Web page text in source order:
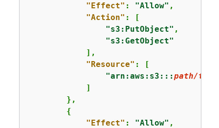
"Effect" : "Allow" ,
"Action" : [
"s3:PutObject" ,
"s3:GetObject"
            ],
"Resource" : [
"arn:aws:s3:::path/to/
            ]
        },
{
"Effect" : "Allow" ,